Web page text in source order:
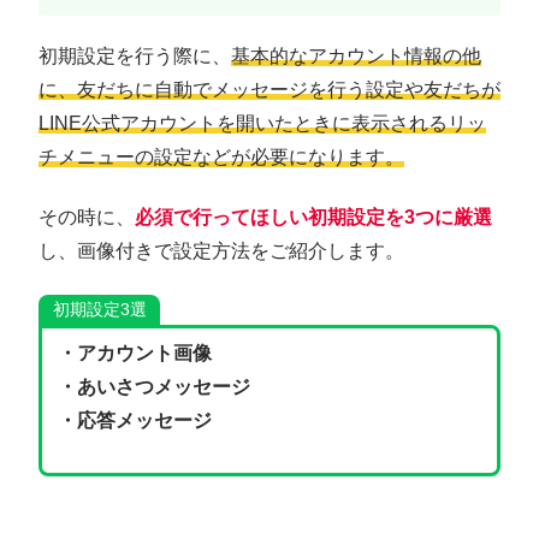
初期設定を行う際に、 基本的なアカウント情報の他
に、友だちに自動でメッセージを行う設定や友だちが
LINE公式アカウントを開いたときに表示されるリッ
チメニューの設定などが必要になります。
その時に、 必須で行ってほしい初期設定を3つに厳選
し、画像付きで設定方法をご紹介します。
初期設定3選
・アカウント画像
・あいさつメッセージ
・応答メッセージ